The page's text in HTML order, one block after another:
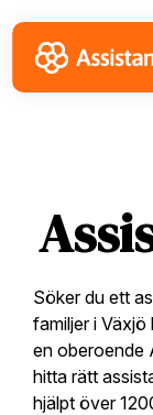
to
primary
navigation
to
main
content
to
footer
Söker du ett
familjer i
en oberoende
hitta rätt
hjälpt över